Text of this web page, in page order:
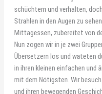
schüchtern und verhalten,
Strahlen in den Augen zu
Mittagessen, zubereitet von
Nun zogen wir in je zwei
Übersetzern los und wateten
in ihren kleinen einfachen
mit dem Nötigsten. Wir
und ihren bewegenden